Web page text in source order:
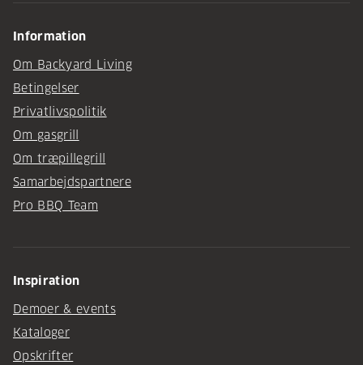
Information
Om Backyard Living
Betingelser
Privatlivspolitik
Om gasgrill
Om træpillegrill
Samarbejdspartnere
Pro BBQ Team
Inspiration
Demoer & events
Kataloger
Opskrifter